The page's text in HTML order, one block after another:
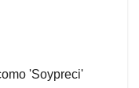
'Soypreci'